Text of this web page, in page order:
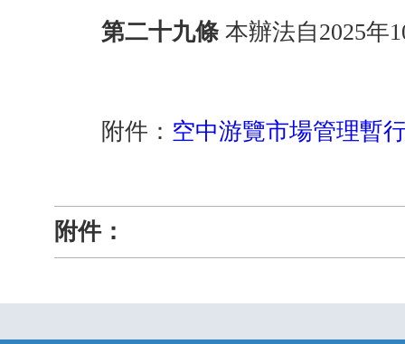
第二十九條 本辦法自2025年
附件： 空中游覽市場管理暫
附件：